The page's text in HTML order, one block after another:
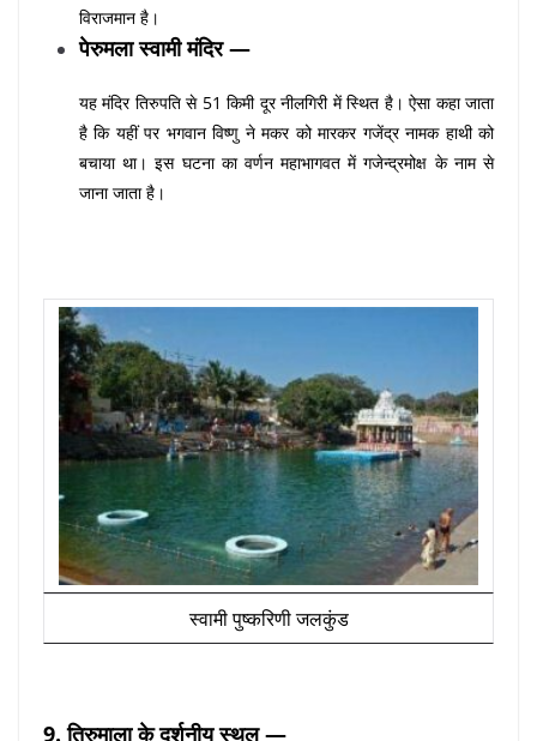
विराजमान है।
पेरुमला स्वामी मंदिर —
यह मंदिर तिरुपति से 51 किमी दूर नीलगिरी में स्थित है। ऐसा कहा जाता
है कि यहीं पर भगवान विष्णु ने मकर को मारकर गजेंद्र नामक हाथी को
बचाया था। इस घटना का वर्णन महाभागवत में गजेन्द्रमोक्ष के नाम से
जाना जाता है।
स्वामी पुष्करिणी जलकुंड
9.तिरुमाला के दर्शनीय स्थल—